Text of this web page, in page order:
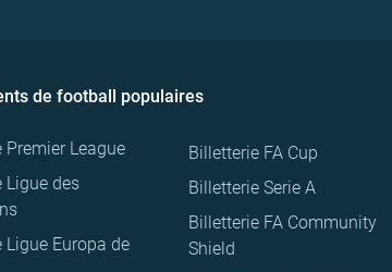
de football populaires
Premier League
Ligue des
Ligue Europa de
Billetterie FA Cup
Billetterie Serie A
Billetterie FA Community
Shield